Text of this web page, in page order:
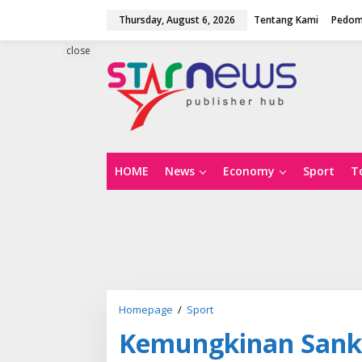
Thursday, August 6, 2026 Tentang Kami
HOME News Economy Sport
close
Homepage / Sport
m
u
Kemungkinan